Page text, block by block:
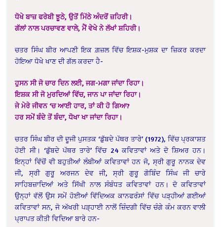
ਧੋਖੇ ਬਾਜ਼ ਫਰੇਬੀ ਝੂਠੇ, ਉਤੋਂ ਮਿੱਠੇ ਅੰਦਰੋਂ ਜ਼ਹਿਰੀ।
ਗੱਲਾਂ ਨਾਲ ਪਰਚਾਵਣ ਵਾਲੇ, ਮੈਂ ਵੇਖੇ ਨੇ ਲੱਖਾਂ ਸ਼ਹਿਰੀ।
ਚਤਰ ਸਿੰਘ ਬੀਰ ਆਪਣੀ ਇਕ ਗ਼ਜ਼ਲ ਵਿੱਚ ਇਸ਼ਕ-ਮੁਸ਼ਕ ਦਾ ਜ਼ਿਕਰ ਕਰਦਾ
ਹੋਇਆ ਧੋਖੇ ਖਾਣ ਦੀ ਗੱਲ ਕਰਦਾ ਹੈ-
ਹੁਸਨ ਸੀ ਜੋ ਚਾਰ ਦਿਨ ਲਈ, ਜਗ-ਮਗਾ ਜਾਂਦਾ ਰਿਹਾ।
ਇਸ਼ਕ ਸੀ ਜੋ ਮੁਰਦਿਆਂ ਵਿੱਚ, ਜਾਨ ਪਾ ਜਾਂਦਾ ਰਿਹਾ।
ਜੇ ਮੇਰੇ ਜੀਵਨ ‘ਚ ਆਈ ਹਾਰ, ਤਾਂ ਕੀ ਹੋ ਗਿਆ?
ਹਰ ਸਮੇਂ ਬੰਦੇ ਤੋਂ ਬੰਦਾ, ਧੋਖਾ ਖਾ ਜਾਂਦਾ ਰਿਹਾ।
ਚਤਰ ਸਿੰਘ ਬੀਰ ਦੀ ਦੂਜੀ ਪੁਸਤਕ ‘ਡੁੱਬਦੇ ਪੱਥਰ ਤਾਰੇ’ (1972), ਵਿੱਚ ਪ੍ਰਕਾਸ਼ਤ
ਹੋਈ ਸੀ। ‘ਡੁੱਬਦੇ ਪੱਥਰ ਤਾਰੇ’ ਵਿੱਚ 24 ਕਵਿਤਾਵਾਂ ਅਤੇ ਦੋ ਸ਼ਿਅਰ ਹਨ।
ਇਨ੍ਹਾਂ ਵਿੱਚੋਂ ਵੀ ਬਹੁਤੀਆਂ ਲੰਬੀਆਂ ਕਵਿਤਾਵਾਂ ਹਨ ਜੋ, ਸ੍ਰੀ ਗੁਰੂ ਨਾਨਕ ਦੇਵ
ਜੀ, ਸ੍ਰੀ ਗੁਰੂ ਅਰਜਨ ਦੇਵ ਜੀ, ਸ੍ਰੀ ਗੁਰੂ ਗੋਬਿੰਦ ਸਿੰਘ ਜੀ ਚਾਰੇ
ਸਾਹਿਬਜ਼ਾਦਿਆਂ ਅਤੇ ਸਿੱਖੀ ਨਾਲ ਸੰਬੰਧਤ ਕਵਿਤਾਵਾਂ ਹਨ। ਦੋ ਕਵਿਤਾਵਾਂ
ਉਨ੍ਹਾਂ ਵੱਲੋਂ ਉਸ ਸਮੇਂ ਹੋਈਆਂ ਵਿੱਦਿਅਕ ਕਾਨਫਰੰਸਾਂ ਵਿੱਚ ਪੜ੍ਹੀਆਂ ਗਈਆਂ
ਕਵਿਤਾਵਾਂ ਸਨ, ਜੋ ਅੱਖਰੀ ਪੜ੍ਹਾਈ ਨਾਲੋਂ ਜ਼ਿੰਦਗੀ ਵਿੱਚ ਚੰਗੇ ਕੰਮ ਕਰਨ ਵਾਲੀ
ਪ੍ਰਾਪਤ ਕੀਤੀ ਵਿਦਿਆ ਬਾਰੇ ਹਨ-